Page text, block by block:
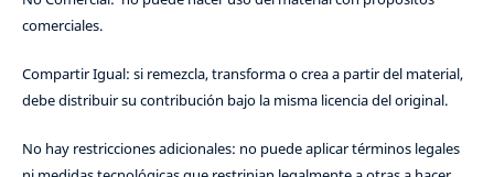
comerciales.
Compartir Igual: si remezcla, transforma o crea a partir del material,
debe distribuir su contribución bajo la misma licencia del original.
No hay restricciones adicionales: no puede aplicar términos legales